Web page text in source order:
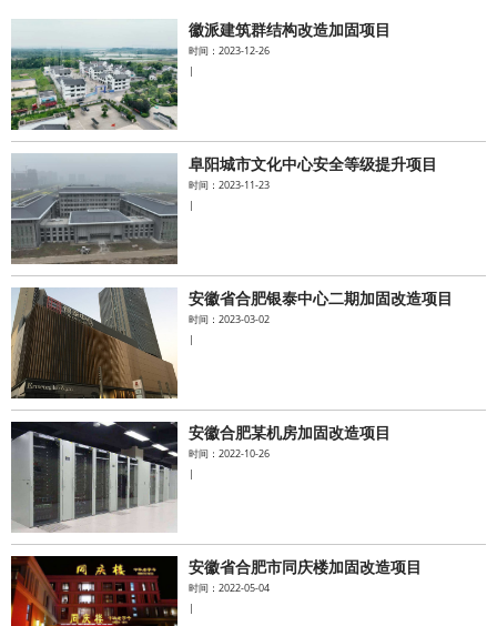
新能源系统
案例中心
徽派建筑群结构改造加固项目
时间：2023-12-26
|
阜阳城市文化中心安全等级提升项目
时间：2023-11-23
|
安徽省合肥银泰中心二期加固改造项目
时间：2023-03-02
|
安徽合肥某机房加固改造项目
时间：2022-10-26
|
安徽省合肥市同庆楼加固改造项目
时间：2022-05-04
|